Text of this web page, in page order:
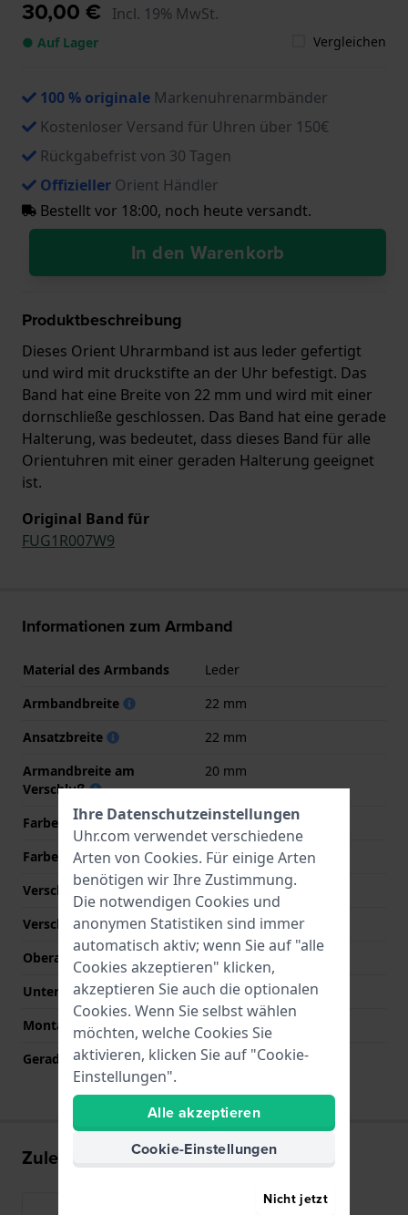
30,00 € Incl. 19% MwSt.
● Auf Lager Vergleichen
100 % originale Markenuhrenarmbänder
Kostenloser Versand für Uhren über 150€
Rückgabefrist von 30 Tagen
Offizieller Orient Händler
Bestellt vor 18:00, noch heute versandt.
In den Warenkorb
Produktbeschreibung
Dieses Orient Uhrarmband ist aus leder gefertigt
und wird mit druckstifte an der Uhr befestigt. Das
Band hat eine Breite von 22 mm und wird mit einer
dornschließe geschlossen. Das Band hat eine gerade
Halterung, was bedeutet, dass dieses Band für alle
Orientuhren mit einer geraden Halterung geeignet
ist.
Original Band für
FUG1R007W9
Informationen zum Armband
Material des Armbands
Leder
Armbandbreite
22 mm
Ansatzbreite
22 mm
Armandbreite am
Verschluß
20 mm
Farbe des Armbands
Schwarz
Farbe der Naht
Schwarz
Verschlusstyp
Dornschließe
Verschlussfarbe
Gold
Oberarmbandlänge (mm)
Unterarmbandlänge (mm)
120 mm
Montagetyp
Druckstifte
Gerade Bandhalterung
Ja
Zuletzt angesehen
Ihre Datenschutzeinstellungen
Uhr.com verwendet verschiedene
Arten von Cookies. Für einige Arten
benötigen wir Ihre Zustimmung.
Die notwendigen Cookies und
anonymen Statistiken sind immer
automatisch aktiv; wenn Sie auf "alle
Cookies akzeptieren" klicken,
akzeptieren Sie auch die optionalen
Cookies. Wenn Sie selbst wählen
möchten, welche Cookies Sie
aktivieren, klicken Sie auf "Cookie-
Einstellungen".
Alle akzeptieren
Cookie-Einstellungen
Nicht jetzt